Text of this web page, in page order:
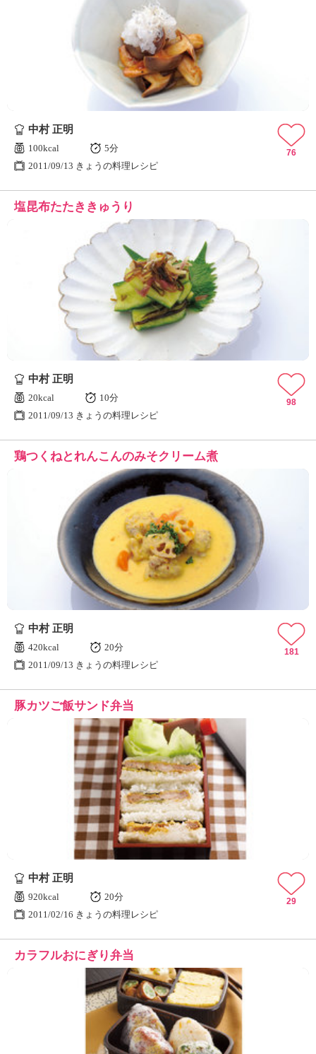
中村 正明
100kcal
5分
2011/09/13 きょうの料理レシピ
76
塩昆布たたききゅうり
中村 正明
20kcal
10分
2011/09/13 きょうの料理レシピ
98
鶏つくねとれんこんのみそクリーム煮
中村 正明
420kcal
20分
2011/09/13 きょうの料理レシピ
181
豚カツご飯サンド弁当
中村 正明
920kcal
20分
2011/02/16 きょうの料理レシピ
29
カラフルおにぎり弁当